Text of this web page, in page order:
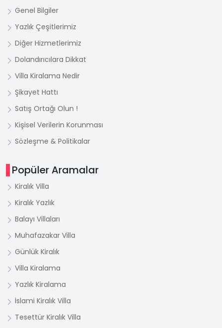
Genel Bilgiler
Yazlık Çeşitlerimiz
Diğer Hizmetlerimiz
Dolandırıcılara Dikkat
Villa Kiralama Nedir
Şikayet Hattı
Satış Ortağı Olun !
Kişisel Verilerin Korunması
Sözleşme & Politikalar
Popüler Aramalar
Kiralık Villa
Kiralık Yazlık
Balayı Villaları
Muhafazakar Villa
Günlük Kiralık
Villa Kiralama
Yazlık Kiralama
İslami Kiralık Villa
Tesettür Kiralık Villa